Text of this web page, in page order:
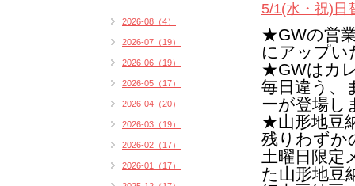
5/1(水・祝)日
★GWの営
にアップい
★GWはカ
毎日違う、
ーが登場し
★山形地豆
残りわずか
土曜日限定
た山形地豆
2026-08（4）
2026-07（19）
2026-06（19）
2026-05（17）
2026-04（20）
2026-03（19）
2026-02（17）
2026-01（17）